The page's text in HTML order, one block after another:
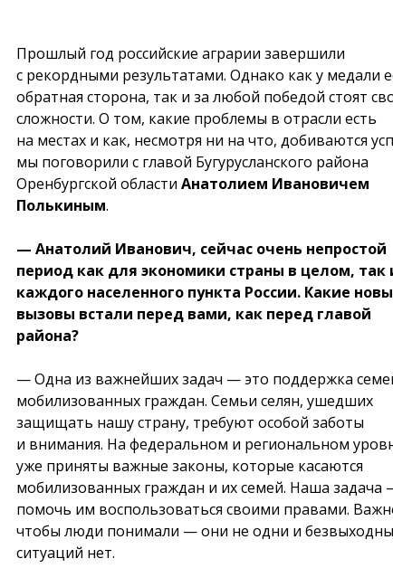
Прошлый год российские аграрии завершили
с рекордными результатами. Однако как у медали
обратная сторона, так и за любой победой стоят
сложности. О том, какие проблемы в отрасли есть
на местах и как, несмотря ни на что, добиваются
мы поговорили с главой Бугурусланского района
Оренбургской области Анатолием Ивановичем
Полькиным.
— Анатолий Иванович, сейчас очень непростой
период как для экономики страны в целом, так
каждого населенного пункта России. Какие
вызовы встали перед вами, как перед главой
района?
— Одна из важнейших задач — это поддержка
мобилизованных граждан. Семьи селян, ушедших
защищать нашу страну, требуют особой заботы
и внимания. На федеральном и региональном
уже приняты важные законы, которые касаются
мобилизованных граждан и их семей. Наша задача
помочь им воспользоваться своими правами.
чтобы люди понимали — они не одни и
ситуаций нет.